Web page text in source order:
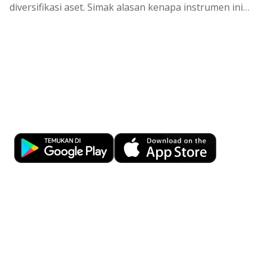
diversifikasi aset. Simakalasan kenapa instrumen ini